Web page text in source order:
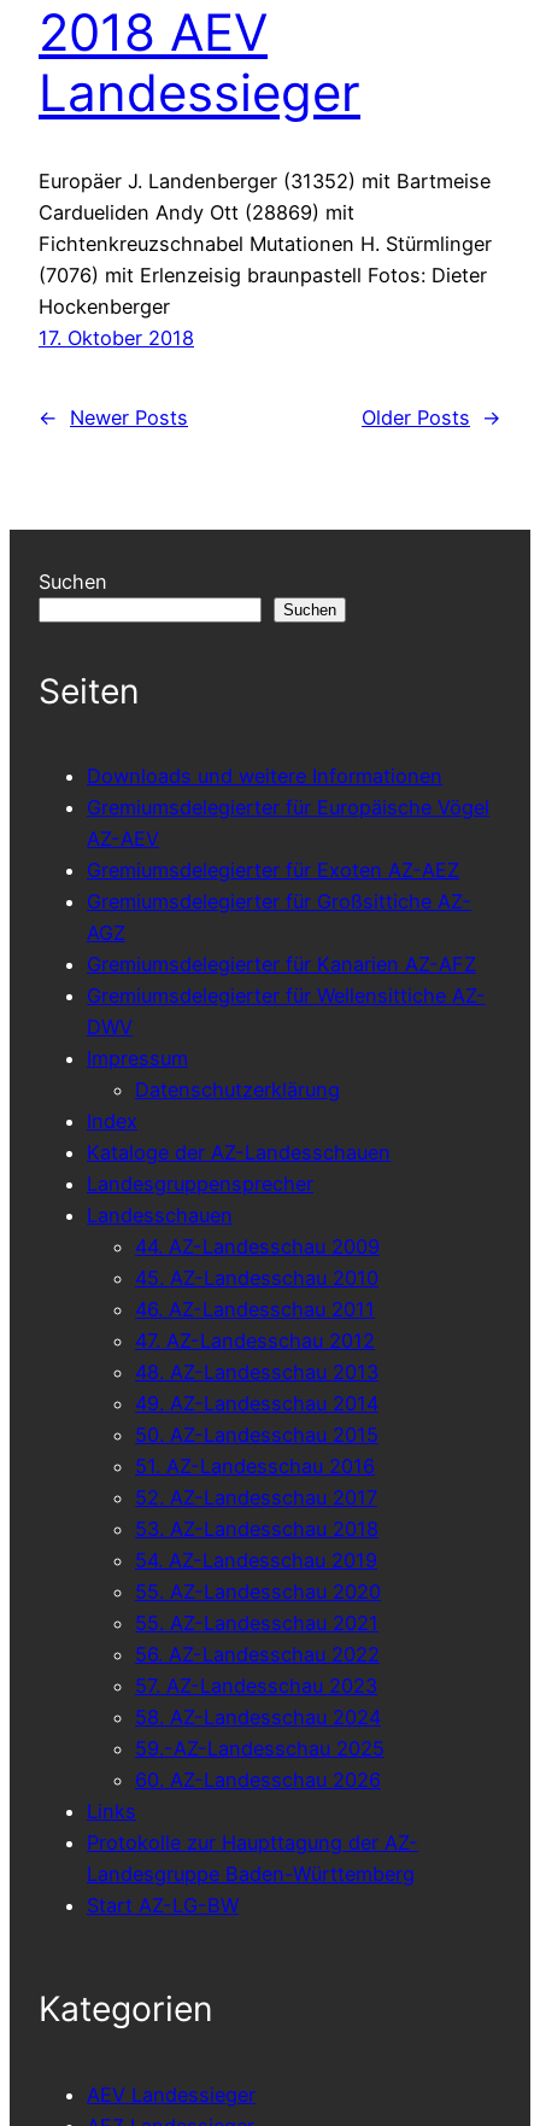
2018 AEV
Landessieger
Europäer J. Landenberger (31352) mit Bartmeise
Cardueliden Andy Ott (28869) mit
Fichtenkreuzschnabel Mutationen H. Stürmlinger
(7076) mit Erlenzeisig braunpastell Fotos: Dieter
Hockenberger
17. Oktober 2018
← Newer Posts Older Posts →
Suchen
Suchen
Seiten
Downloads und weitere Informationen
Gremiumsdelegierter für Europäische Vögel
AZ-AEV
Gremiumsdelegierter für Exoten AZ-AEZ
Gremiumsdelegierter für Großsittiche AZ-
AGZ
Gremiumsdelegierter für Kanarien AZ-AFZ
Gremiumsdelegierter für Wellensittiche AZ-
DWV
Impressum
Datenschutzerklärung
Index
Kataloge der AZ-Landesschauen
Landesgruppensprecher
Landesschauen
44. AZ-Landesschau 2009
45. AZ-Landesschau 2010
46. AZ-Landesschau 2011
47. AZ-Landesschau 2012
48. AZ-Landesschau 2013
49. AZ-Landesschau 2014
50. AZ-Landesschau 2015
51. AZ-Landesschau 2016
52. AZ-Landesschau 2017
53. AZ-Landesschau 2018
54. AZ-Landesschau 2019
55. AZ-Landesschau 2020
55. AZ-Landesschau 2021
56. AZ-Landesschau 2022
57. AZ-Landesschau 2023
58. AZ-Landesschau 2024
59.-AZ-Landesschau 2025
60. AZ-Landesschau 2026
Links
Protokolle zur Haupttagung der AZ-
Landesgruppe Baden-Württemberg
Start AZ-LG-BW
Kategorien
AEV Landessieger